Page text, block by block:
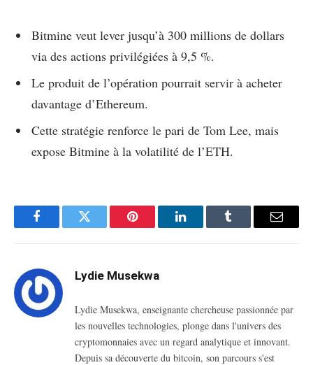
Bitmine veut lever jusqu’à 300 millions de dollars
via des actions privilégiées à 9,5 %.
Le produit de l’opération pourrait servir à acheter
davantage d’Ethereum.
Cette stratégie renforce le pari de Tom Lee, mais
expose Bitmine à la volatilité de l’ETH.
FacebookTwitter Pinterest LinkedInTumblr Email
Lydie Musekwa
Lydie Musekwa, enseignante chercheuse passionnée par
les nouvelles technologies, plonge dans l'univers des
cryptomonnaies avec un regard analytique et innovant.
Depuis sa découverte du bitcoin, son parcours s'est